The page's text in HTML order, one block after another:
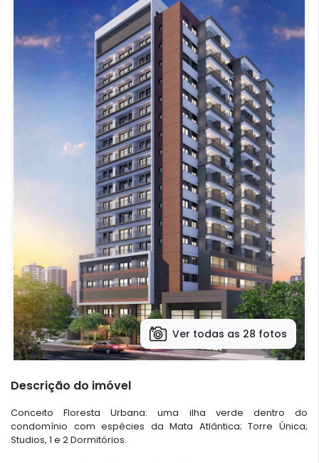
Ver todas as 28 fotos
Descrição do imóvel
Conceito Floresta Urbana: uma ilha verde dentro do
condomínio com espécies da Mata Atlântica; Torre Única;
Studios, 1 e 2 Dormitórios.